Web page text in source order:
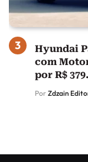
Hyundai
com
por R$
Por Zdzain